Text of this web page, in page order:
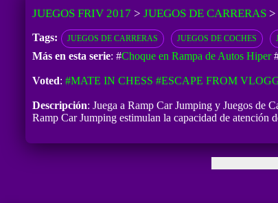
JUEGOS FRIV 2017 > JUEGOS DE CARRERAS>
Tags: JUEGOS DE CARRERAS JUEGOS DE COCHES
Más en esta serie: #Choque en Rampa de Autos Hiper
Voted: #MATE IN CHESS #ESCAPE FROM
Descripción: Juega a Ramp Car Jumping y Juegos de
Ramp Car Jumping estimulan la capacidad de atención